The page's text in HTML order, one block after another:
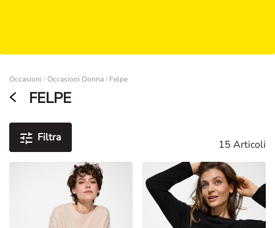
Occasioni / Occasioni Donna / Felpe
FELPE
Filtra
15 Articoli